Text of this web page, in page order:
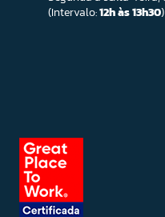
(Intervalo:12h às 13h30)